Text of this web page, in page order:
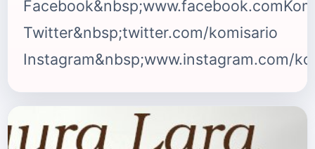
Twitter&nbsp;twitter.com/komisario
Instagram&nbsp;www.instagram.com/